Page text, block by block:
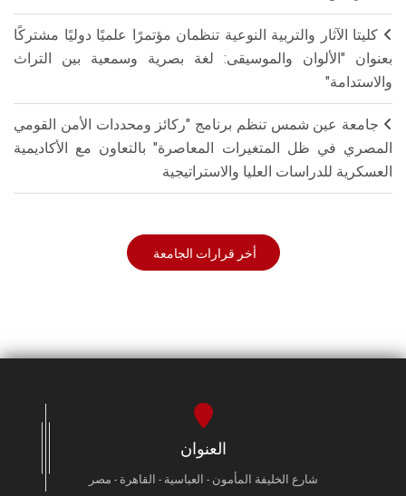
كليتا الآثار والتربية النوعية تنظمان مؤتمرًا علميًا دوليًا مشتركًا
بعنوان "الألوان والموسيقى: لغة بصرية وسمعية بين التراث
والاستدامة"
جامعة عين شمس تنظم برنامج "ركائز ومحددات الأمن القومي
المصري في ظل المتغيرات المعاصرة" بالتعاون مع الأكاديمية
العسكرية للدراسات العليا والاستراتيجية
أخر قرارات الجامعة
العنوان
شارع الخليفة المأمون - العباسية - القاهرة - مصر